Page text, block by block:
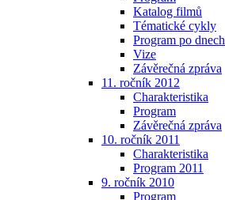
Katalog filmů
Tématické cykly
Program po dnech
Vize
Závěrečná zpráva
11. ročník 2012
Charakteristika
Program
Závěrečná zpráva
10. ročník 2011
Charakteristika
Program 2011
9. ročník 2010
Program